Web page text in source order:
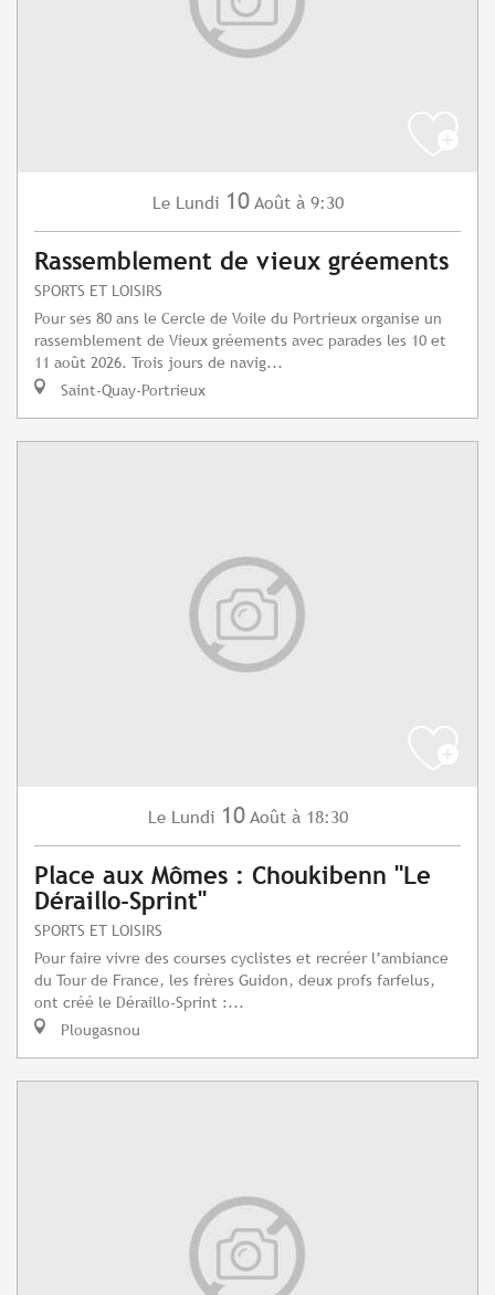
Le Lundi 10 Août à 9:30
Rassemblement de vieux gréements
SPORTS ET LOISIRS
Pour ses 80 ans le Cercle de Voile du Portrieux organise un
rassemblement de Vieux gréements avec parades les 10 et
11 août 2026. Trois jours de navig...
Saint-Quay-Portrieux
Le Lundi 10 Août à 18:30
Place aux Mômes : Choukibenn "Le
Déraillo-Sprint"
SPORTS ET LOISIRS
Pour faire vivre des courses cyclistes et recréer l’ambiance
du Tour de France, les frères Guidon, deux profs farfelus,
ont créé le Déraillo-Sprint :...
Plougasnou